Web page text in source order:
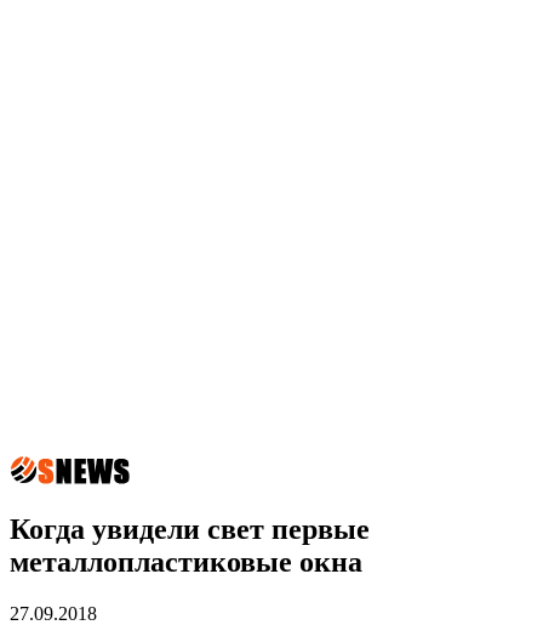
Когда увидели свет первые
металлопластиковые окна
27.09.2018